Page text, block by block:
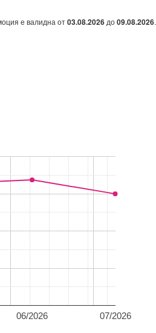
е валидна от03.08.2026 до09.08.2026.
06/2026 07/2026